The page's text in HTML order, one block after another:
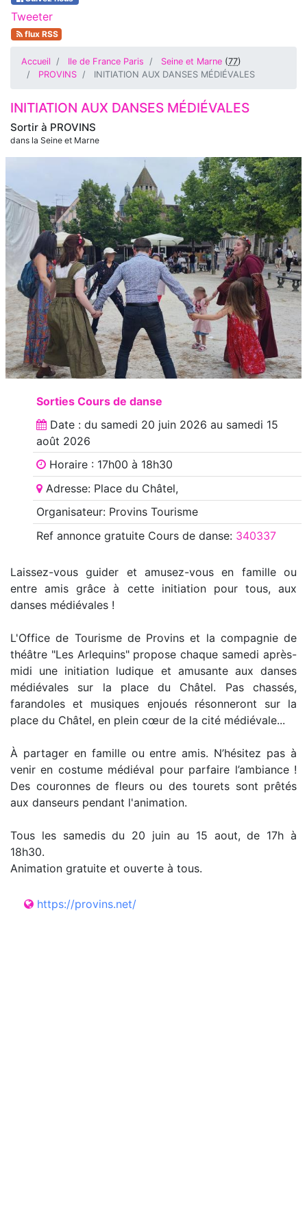
Tweeter
flux RSS
Accueil Ile de France Paris Seine et Marne (77)
PROVINS
INITIATION AUX DANSES MÉDIÉVALES
Sortir à PROVINS
dans la Seine et Marne
INITIATION AUX DANSES MÉDIÉVALES
Sorties Cours de danse
Date : du samedi 20 juin 2026 au samedi 15
août 2026
Horaire : 17h00 à 18h30
Adresse: Place du Châtel,
Organisateur: Provins Tourisme
Ref annoncegratuite Cours de danse: 340337
Laissez-vous guider et amusez-vous en famille ou
entre amis grâce à cette initiation pour tous, aux
danses médiévales !
L'Office de Tourisme de Provins et la compagnie de
théâtre "Les Arlequins" propose chaque samedi après-
midi une initiation ludique et amusante aux danses
médiévales sur la place du Châtel. Pas chassés,
farandoles et musiques enjoués résonneront sur la
place du Châtel, en plein cœur de la cité médiévale...
À partager en famille ou entre amis. N’hésitez pas à
venir en costume médiéval pour parfaire l’ambiance !
Des couronnes de fleurs ou des tourets sont prêtés
aux danseurs pendant l'animation.
Tous les samedis du 20 juin au 15 aout, de 17h à
18h30.
Animation gratuite et ouverte à tous.
https://provins.net/